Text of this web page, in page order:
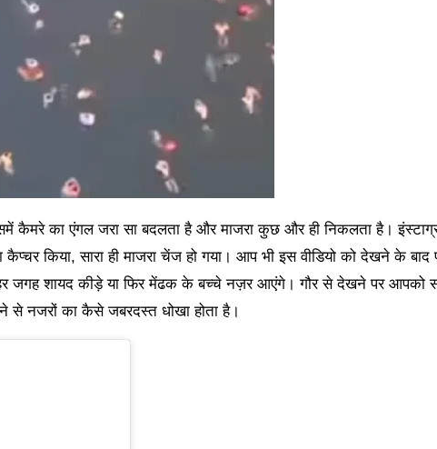
कैमरे का एंगल जरा सा बदलता है और माजरा कुछ और ही निकलता है।
कैप्चर किया, सारा ही माजरा चेंज हो गया। आप भी इस वीडियो को देखने के बाद
जगह शायद कीड़े या फिर मेंढक के बच्चे नज़र आएंगे। गौर से देखने पर
से नजरों का कैसे जबरदस्त धोखा होता है।